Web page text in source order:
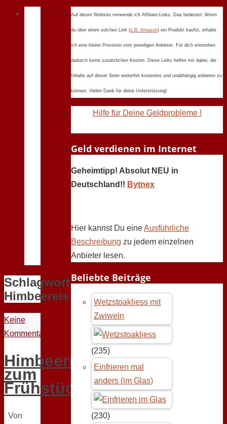
Schlagwort:
Himbeereis
Keine
Kommentare
Himbeereis
zum
Frühstück
Von
Auf dieser Website verwende ich Affiliate-Links. Das bedeutet: Wenn
du über einen solchen Link (z.B. Amazon) ein Produkt kaufst, erhalte
ich eine kleine Provision vom jeweiligen Anbieter. Für dich entstehen
dadurch keine zusätzlichen Kosten. Diese Links helfen mir dabei, die
Inhalte auf dieser Seite weiterhin kostenlos und unabhängig anbieten zu
können. Vielen Dank für deine Unterstützung!
Hilfe für Deine Geldprobleme !
Geld verdienen im Internet
Geheimtipp! Absolut NEU in
Deutschland!! Bytnex
Hier kannst Du eineAusführliche
Beschreibung zu jedem einzelnen
Anbieter lesen.
Beliebte Beiträge
Wetzstoakliess mit
Zwiweln
(235)
Einfrieren mal
anders (im Glas)
(230)